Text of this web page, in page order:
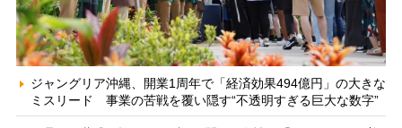
ジャングリア沖縄、開業1周年で「経済効果494億円」の大きな
ミスリード 事業の苦戦を覆い隠す“不透明すぎる巨大な数字”